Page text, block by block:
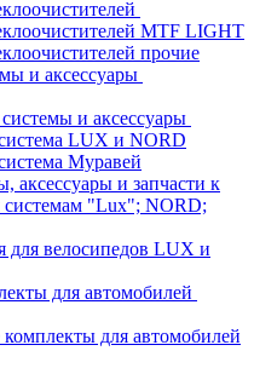
MTF LIGHT
прочие
и аксессуары
и аксессуары
LUX и NORD
Муравей
аксессуары и запчасти к
"Lux"; NORD;
для велосипедов LUX и
для автомобилей
для автомобилей